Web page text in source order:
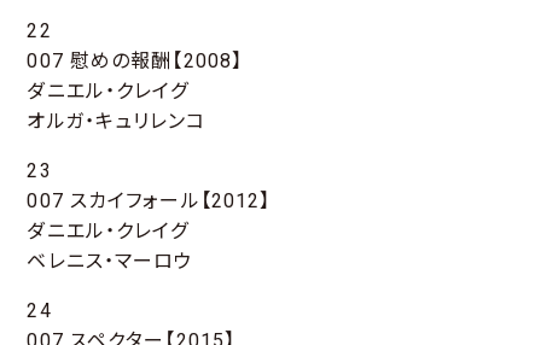
22
007 慰めの報酬【2008】
ダニエル・クレイグ
オルガ・キュリレンコ
23
007 スカイフォール【2012】
ダニエル・クレイグ
ベレニス・マーロウ
24